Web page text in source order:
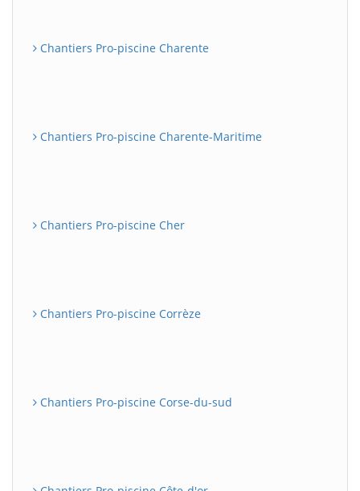
Chantiers Pro-piscine Charente
Chantiers Pro-piscine Charente-Maritime
Chantiers Pro-piscine Cher
Chantiers Pro-piscine Corrèze
Chantiers Pro-piscine Corse-du-sud